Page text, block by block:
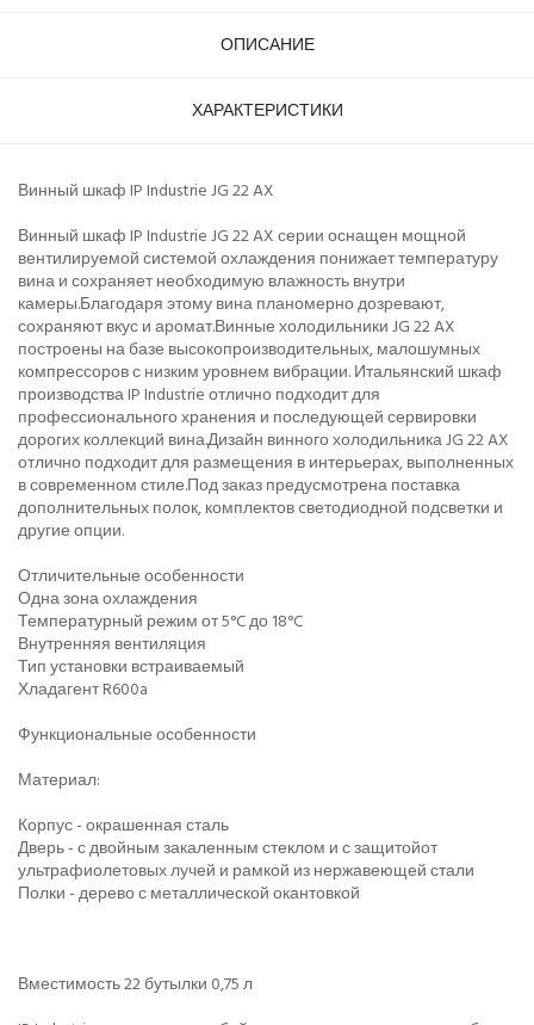
ОПИСАНИЕ
ХАРАКТЕРИСТИКИ
Винный шкаф IP Industrie JG 22 AX
Винный шкаф IP Industrie JG 22 AX серии оснащен мощной
вентилируемой системой охлаждения понижает температуру
вина и сохраняет необходимую влажность внутри
камеры.Благодаря этому вина планомерно дозревают,
сохраняют вкус и аромат.Винные холодильники JG 22 AX
построены на базе высокопроизводительных, малошумных
компрессоров с низким уровнем вибрации. Итальянский шкаф
производства IP Industrie отлично подходит для
профессионального хранения и последующей сервировки
дорогих коллекций вина.Дизайн винного холодильника JG 22 AX
отлично подходит для размещения в интерьерах, выполненных
в современном стиле.Под заказ предусмотрена поставка
дополнительных полок, комплектов cветодиодной подсветки и
другие опции.
Отличительные особенности
Одна зона охлаждения
Температурный режим от 5°C до 18°C
Внутренняя вентиляция
Тип установки встраиваемый
Хладагент R600a
Функциональные особенности
Материал:
Корпус - окрашенная сталь
Дверь - с двойным закаленным стеклом и с защитойот
ультрафиолетовых лучей и рамкой из нержавеющей стали
Полки - дерево с металлической окантовкой
Вместимость 22 бутылки 0,75 л